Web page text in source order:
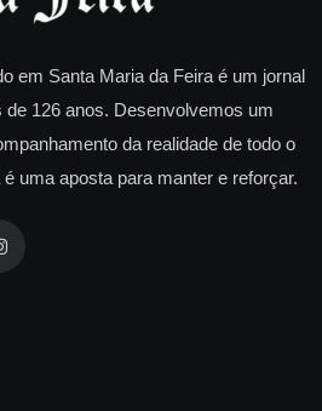
em Santa Maria da Feira é um jornal
126 anos. Desenvolvemos um
da realidade de todo o
uma aposta para manter e reforçar.